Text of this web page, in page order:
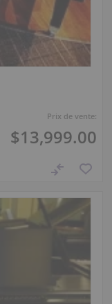
Prix de vente:
$13,999.00